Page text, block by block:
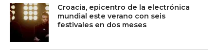
Croacia, epicentro de la electrónica
mundial este verano con seis
festivales en dos meses